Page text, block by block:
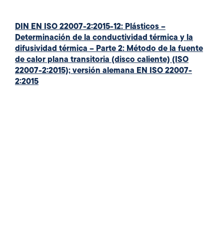
DIN EN ISO 22007-2:2015-12: Plásticos –
Determinación de la conductividad térmica y la
difusividad térmica – Parte 2: Método de la fuente
de calor plana transitoria (disco caliente) (ISO
22007-2:2015); versión alemana EN ISO 22007-
2:2015